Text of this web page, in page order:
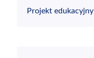
Projekt edukacyjny